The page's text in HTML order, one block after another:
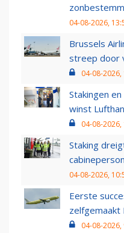
04-08-2026,
Brussels
streep door
04-08-2026,
Stakingen
winst
04-08-2026,
Staking
04-08-2026,
Eerste
zelfgemaakt
04-08-2026,